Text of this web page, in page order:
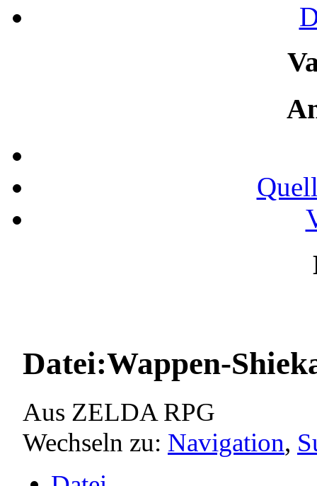
Datei:Wappen-
Aus ZELDA RPG
Wechseln zu: Navigation,